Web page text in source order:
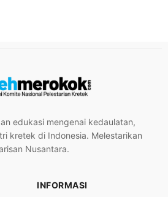
edukasi mengenai kedaulatan,
kretek di Indonesia. Melestarikan
Nusantara.
INFORMASI